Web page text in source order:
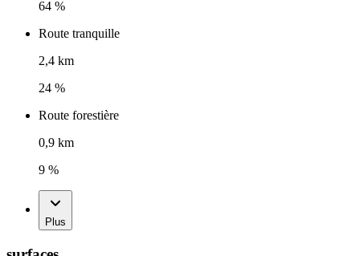
64 %
Route tranquille
2,4 km
24 %
Route forestière
0,9 km
9 %
Plus